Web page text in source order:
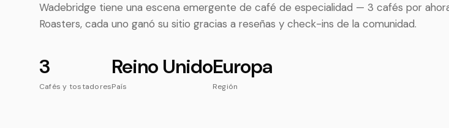
Wadebridge tiene una escena emergente de café de especialidad — 3 cafés por
Roasters, cada uno ganó su sitio gracias a reseñas y check-ins de la comunidad.
3
Cafés y tostadores
Reino Unido
País
Europa
Región